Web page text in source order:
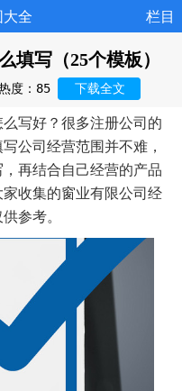
大全 栏目
填写（25个模板）
度： 85 下载全文
么写好？很多注册公司的
公司经营范围并不难，
再结合自己经营的产品
收集的窗业有限公司经
参考。